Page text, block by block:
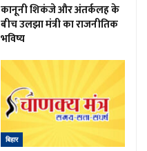
कानूनी शिकंजे और अंतर्कलह के
बीच उलझा मंत्री का राजनीतिक
भविष्य
बिहार